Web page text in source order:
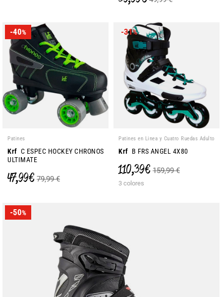
-40%
Patines
Krf C ESPEC HOCKEY CHRONOS
ULTIMATE
47,99 € 79,99 €
-31%
Patines en Linea y Cuatro Ruedas Adulto
Krf B FRS ANGEL 4X80
110,39 € 159,99 €
3 colores
-50%